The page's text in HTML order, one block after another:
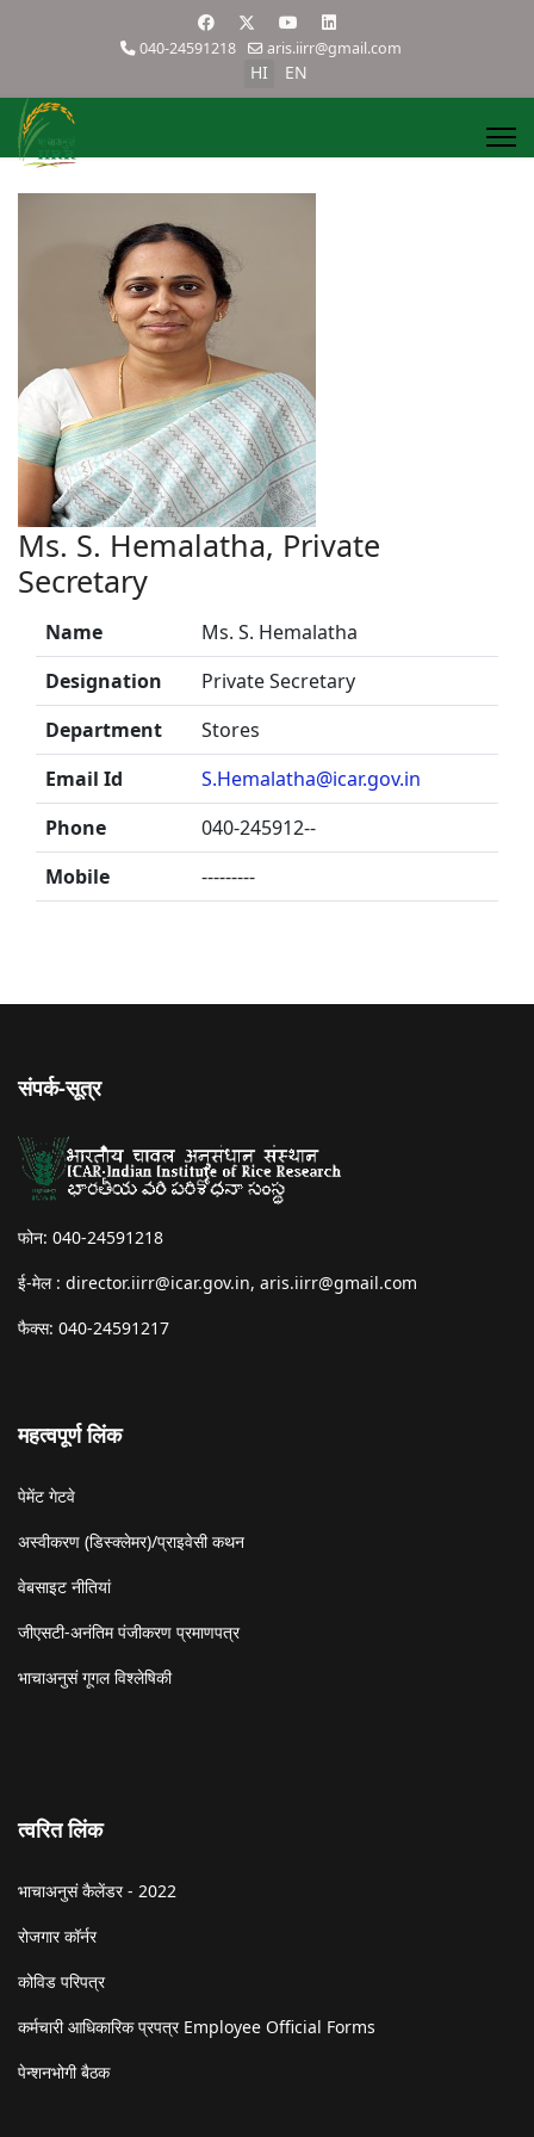
040-24591218 aris.iirr@gmail.com
HI EN
Ms. S. Hemalatha, Private
Secretary
Name
Ms. S. Hemalatha
Designation
Private Secretary
Department
Stores
Email Id
S.Hemalatha@icar.gov.in
Phone
040-245912--
Mobile
---------
संपर्क-सूत्र
फोन: 040-24591218
ई-मेल : director.iirr@icar.gov.in, aris.iirr@gmail.com
फैक्स: 040-24591217
महत्वपूर्ण लिंक
पेमेंट गेटवे
अस्वीकरण (डिस्क्लेमर)/प्राइवेसी कथन
वेबसाइट नीतियां
जीएसटी-अनंतिम पंजीकरण प्रमाणपत्र
भाचाअनुसं गूगल विश्लेषिकी
त्वरित लिंक
भाचाअनुसं कैलेंडर - 2022
रोजगार कॉर्नर
कोविड परिपत्र
कर्मचारी आधिकारिक प्रपत्र Employee Official Forms
पेन्शनभोगी बैठक